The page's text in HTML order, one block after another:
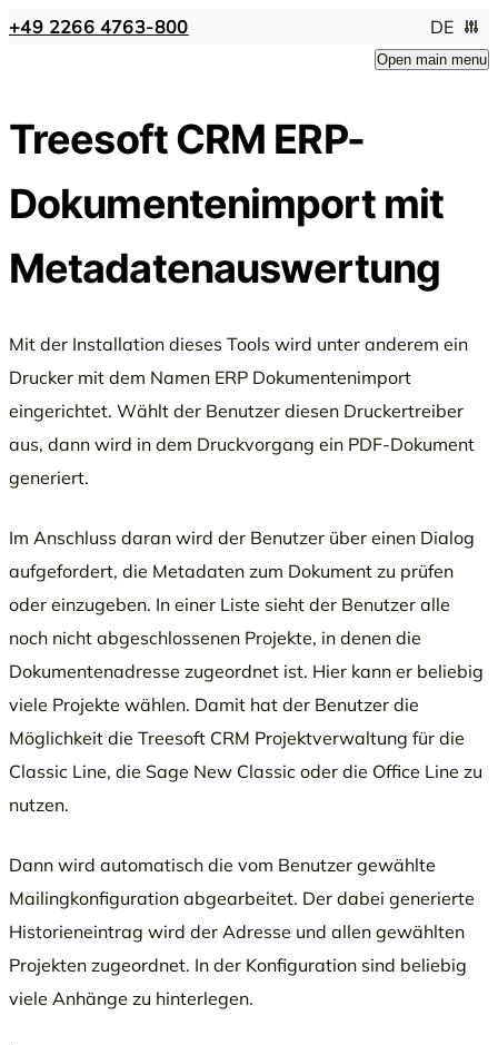
+49 2266 4763-800 DE
Open main menu
Treesoft CRM ERP-
Dokumentenimport mit
Metadatenauswertung
Mit der Installation dieses Tools wird unter anderem ein
Drucker mit dem Namen ERP Dokumentenimport
eingerichtet. Wählt der Benutzer diesen Druckertreiber
aus, dann wird in dem Druckvorgang ein PDF-Dokument
generiert.
Im Anschluss daran wird der Benutzer über einen Dialog
aufgefordert, die Metadaten zum Dokument zu prüfen
oder einzugeben. In einer Liste sieht der Benutzer alle
noch nicht abgeschlossenen Projekte, in denen die
Dokumentenadresse zugeordnet ist. Hier kann er beliebig
viele Projekte wählen. Damit hat der Benutzer die
Möglichkeit die Treesoft CRM Projektverwaltung für die
Classic Line, die Sage New Classic oder die Office Line zu
nutzen.
Dann wird automatisch die vom Benutzer gewählte
Mailingkonfiguration abgearbeitet. Der dabei generierte
Historieneintrag wird der Adresse und allen gewählten
Projekten zugeordnet. In der Konfiguration sind beliebig
viele Anhänge zu hinterlegen.